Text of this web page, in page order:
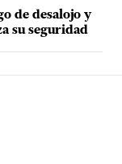
de desalojo y
su seguridad